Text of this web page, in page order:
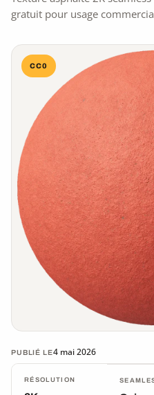
gratuit pour usage
CC0
PUBLIÉ LE4 mai 2026
RÉSOLUTION